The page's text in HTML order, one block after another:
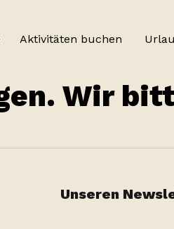
Aktivitäten buchen
Wir
Unseren